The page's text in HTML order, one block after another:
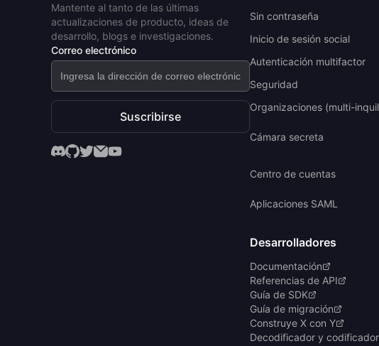
Mantente al tanto de las últimas
actualizaciones de producto, ideas de
desarrollo, blogs e investigaciones.
Correo electrónico
Suscribirse
Sin contraseña
Inicio de sesión social
Autenticación multifactor
Seguridad
Organizaciones (multi-
Cámara secreta
Centro de cuentas
Aplicaciones SAML
Desarrolladores
Documentación
Referencias de API
Guía de SDK
Guía de migración
Construye X con Y
Decodificador y codificador